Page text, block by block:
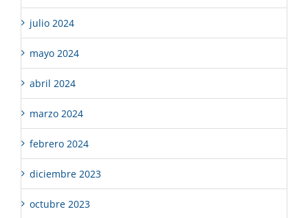
julio 2024
mayo 2024
abril 2024
marzo 2024
febrero 2024
diciembre 2023
octubre 2023